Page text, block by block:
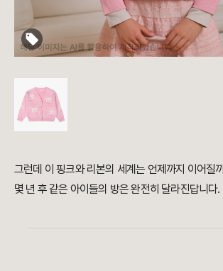
그런데 이 핑크와 리본의 세계는 언제까지 이어질
몇 년 후 같은 아이들의 방은 완전히 달라진답니다.